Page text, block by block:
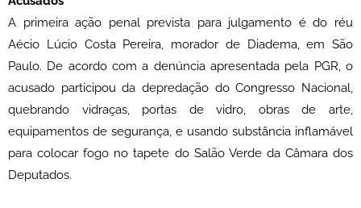
A primeira ação penal prevista para julgamento é do réu
Aécio Lúcio Costa Pereira, morador de Diadema, em São
Paulo. De acordo com a denúncia apresentada pela PGR, o
acusado participou da depredação do Congresso Nacional,
quebrando vidraças, portas de vidro, obras de arte,
equipamentos de segurança, e usando substância inflamável
para colocar fogo no tapete do Salão Verde da Câmara dos
Deputados.